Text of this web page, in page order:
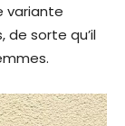
variante
sorte qu’il